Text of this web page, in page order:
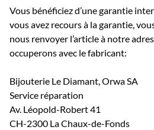
Vous bénéficiez d’une garantie
vous avez recours à la garantie,
nous renvoyer l’article à notre
occuperons avec le fabricant:
Bijouterie Le Diamant, Orwa SA
Service réparation
Av. Léopold-Robert 41
CH-2300 La Chaux-de-Fonds